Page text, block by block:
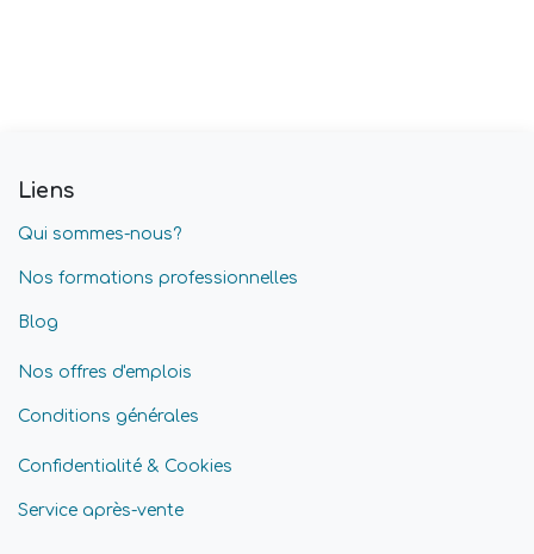
Liens
Qui sommes-nous?
Nos formations professionnelles
Blog
Nos offres d'emplois
Conditions générales
Confidentialité & Cookies
Service après-vente